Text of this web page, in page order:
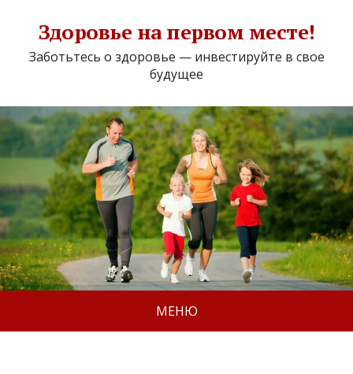
Здоровье на первом месте!
Заботьтесь о здоровье — инвестируйте в свое
будущее
МЕНЮ